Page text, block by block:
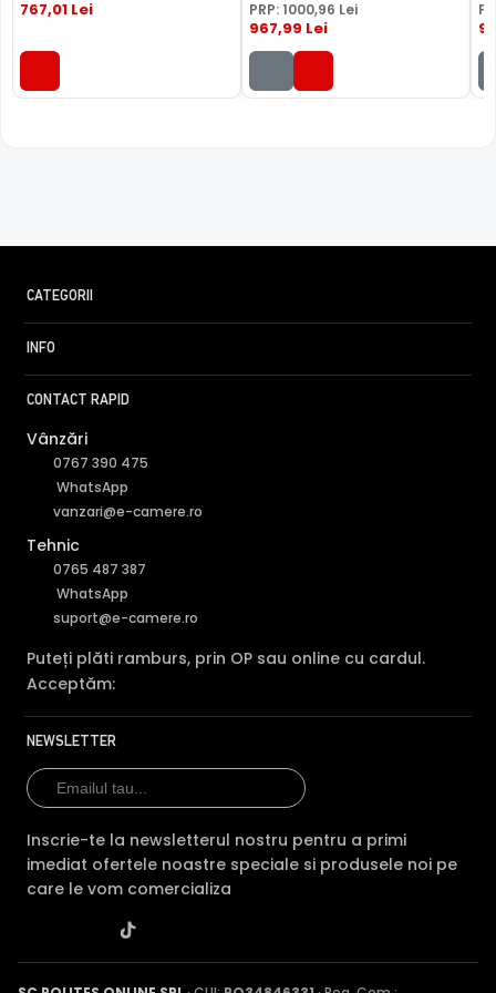
altele.
FILTRU IR MECANIC (ICR / IR Cut Fillter)
Camera HIKVISION DS-2CD2143G2-LSU-2.8MM are un filtru
IR Mecanic autoretractabil ce filtreaza lumina in infrarosu
pe timpul zilei, pentru a evita anumitele defecte de
afisare a culorilor, iar pe timpul noptii acesta este retras
pentru a permite luminii in infrarosu sa treaca,
imbunatatind vizibilitatea camerei in modul alb/negru.
767,01 Lei
PRP: 1000,96 Lei
967,99 Lei
CATEGORII
INFO
CONTACT RAPID
Vânzări
0767 390 475
WhatsApp
vanzari@e-camere.ro
Tehnic
0765 487 387
WhatsApp
suport@e-camere.ro
Puteți plăti ramburs, prin OP sau online cu cardul.
Acceptăm:
NEWSLETTER
Inscrie-te la newsletterul nostru pentru a primi
imediat ofertele noastre speciale si produsele noi pe
care le vom comercializa